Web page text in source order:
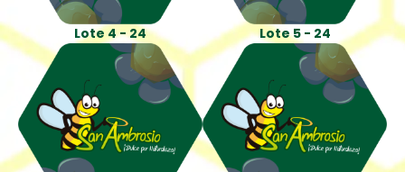
Lote 4 - 24 Lote 5 - 24